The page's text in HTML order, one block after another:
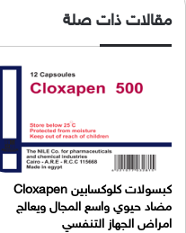
مقالات ذات صلة
كبسولات كلوكسابين Cloxapen
مضاد حيوي واسع المجال ويعالج
امراض الجهاز التنفسي